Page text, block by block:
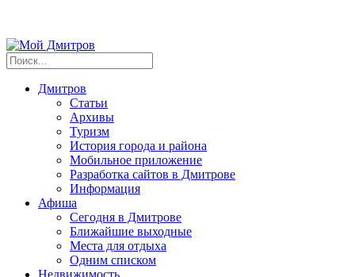
Дмитров
Статьи
Архивы
Туризм
История города и района
Мобильное приложение
Разработка сайтов в Дмитрове
Информация
Афиша
Сегодня в Дмитрове
Ближайшие выходные
Места для отдыха
Одним списком
Недвижимость